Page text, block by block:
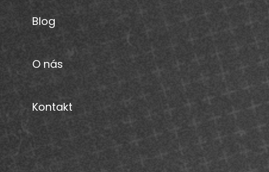
Blog
O nás
Kontakt